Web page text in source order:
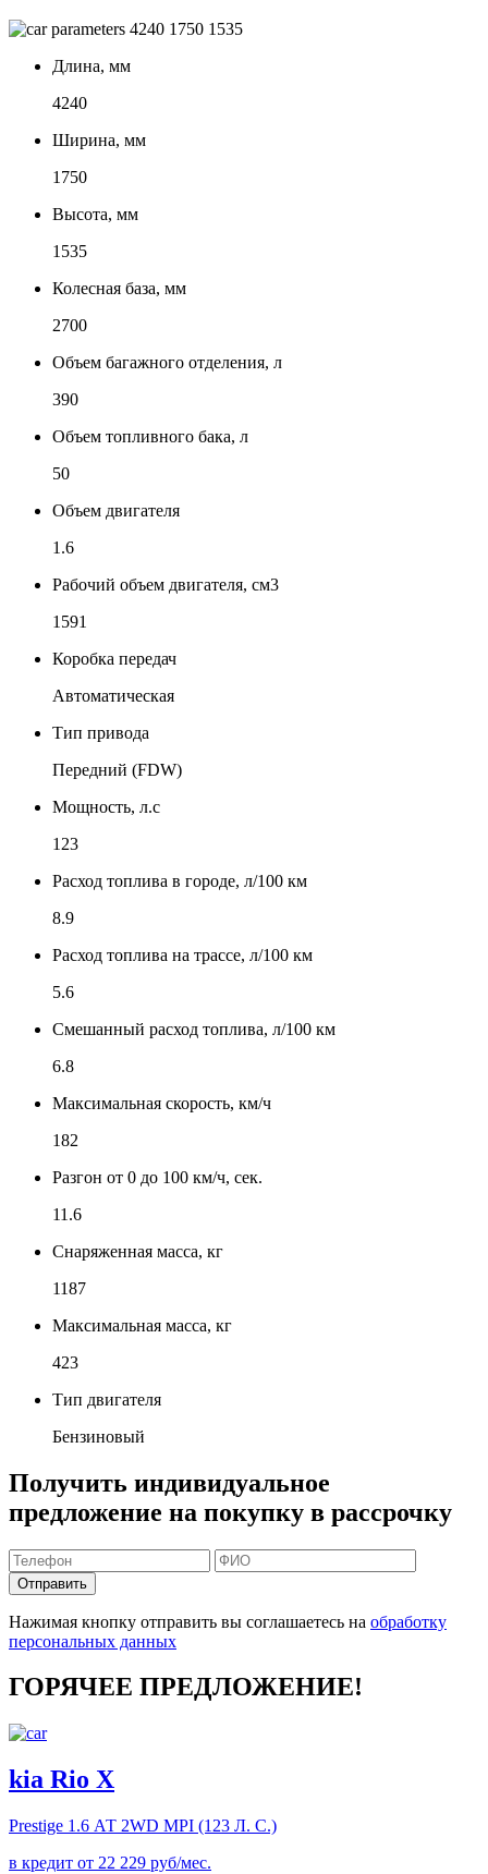
4240 1750 1535
Длина, мм
4240
Ширина, мм
1750
Высота, мм
1535
Колесная база, мм
2700
Объем багажного отделения, л
390
Объем топливного бака, л
50
Объем двигателя
1.6
Рабочий объем двигателя, см3
1591
Коробка передач
Автоматическая
Тип привода
Передний (FDW)
Мощность, л.с
123
Расход топлива в городе, л/100 км
8.9
Расход топлива на трассе, л/100 км
5.6
Смешанный расход топлива, л/100 км
6.8
Максимальная скорость, км/ч
182
Разгон от 0 до 100 км/ч, сек.
11.6
Снаряженная масса, кг
1187
Максимальная масса, кг
423
Тип двигателя
Бензиновый
Получить индивидуальное
предложение на покупку в рассрочку
Отправить
Нажимая кнопку отправить вы соглашаетесь на обработку
персональных данных
ГОРЯЧЕЕ ПРЕДЛОЖЕНИЕ!
kia Rio X
Prestige 1.6 АТ 2WD MPI (123 Л. C.)
в кредит от 22 229 руб/мес.